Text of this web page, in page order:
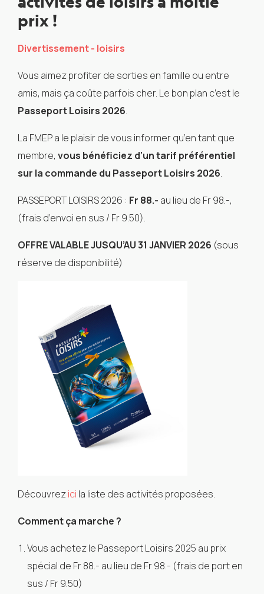
prix !
Divertissement - loisirs
Vous aimez profiter de sorties en famille ou entre
amis, mais ça coûte parfois cher. Le bon plan c’est le
Passeport Loisirs 2026.
La FMEP a le plaisir de vous informer qu’en tant que
membre, vous bénéficiez d’un tarif préférentiel
sur la commande du Passeport Loisirs 2026.
PASSEPORT LOISIRS 2026 : Fr 88.- au lieu de Fr 98.-,
(frais d’envoi en sus / Fr 9.50).
OFFRE VALABLE JUSQU’AU 31 JANVIER 2026 (sous
réserve de disponibilité)
Découvrezici la liste des activités proposées.
Comment ça marche ?
Vous achetez le Passeport Loisirs 2025 au prix
spécial de Fr 88.- au lieu de Fr 98.- (frais de port en
sus / Fr 9.50)